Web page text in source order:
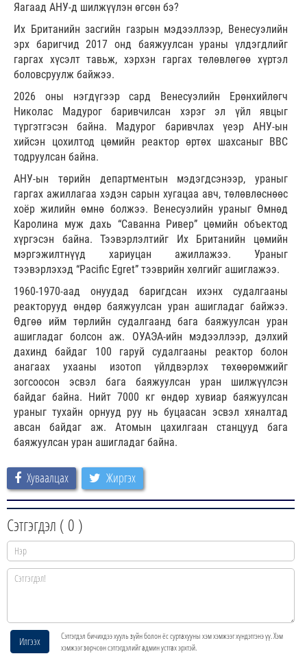
Яагаад АНУ-д шилжүүлэн өгсөн бэ?
Их Британийн засгийн газрын мэдээллээр, Венесуэлийн
эрх баригчид 2017 онд баяжуулсан ураны үлдэгдлийг
гаргах хүсэлт тавьж, хэрхэн гаргах төлөвлөгөө хүртэл
боловсруулж байжээ.
2026 оны нэгдүгээр сард Венесуэлийн Ерөнхийлөгч
Николас Мадурог баривчилсан хэрэг эл үйл явцыг
түргэтгэсэн байна. Мадурог баривчлах үеэр АНУ-ын
хийсэн цохилтод цөмийн реактор өртөх шахсаныг ВВС
тодруулсан байна.
АНУ-ын төрийн департментын мэдэгдсэнээр, ураныг
гаргах ажиллагаа хэдэн сарын хугацаа авч, төлөвлөснөөс
хоёр жилийн өмнө болжээ. Венесуэлийн ураныг Өмнөд
Каролина муж дахь “Саванна Ривер” цөмийн объектод
хүргэсэн байна. Тээвэрлэлтийг Их Британийн цөмийн
мэргэжилтнүүд хариуцан ажиллажээ. Ураныг
тээвэрлэхэд “Pacific Egret” тээврийн хөлгийг ашиглажээ.
1960-1970-аад онуудад баригдсан ихэнх судалгааны
реакторууд өндөр баяжуулсан уран ашигладаг байжээ.
Өдгөө ийм төрлийн судалгаанд бага баяжуулсан уран
ашигладаг болсон аж. ОУАЭА-ийн мэдээллээр, дэлхий
дахинд байдаг 100 гаруй судалгааны реактор болон
анагаах ухааны изотоп үйлдвэрлэх төхөөрөмжийг
зогсоосон эсвэл бага баяжуулсан уран шилжүүлсэн
байдаг байна. Нийт 7000 кг өндөр хувиар баяжуулсан
ураныг тухайн орнууд руу нь буцаасан эсвэл хяналтад
авсан байдаг аж. Атомын цахилгаан станцууд бага
баяжуулсан уран ашигладаг байна.
Хуваалцах Жиргэх
Сэтгэгдэл ( 0 )
Илгээх
Сэтгэгдэл бичихдээ хууль зүйн болон ёс суртахууны хэм хэмжээг хүндэтгэнэ үү. Хэм
хэмжээг зөрчсөн сэтгэгдэлийг админ устгах эрхтэй.